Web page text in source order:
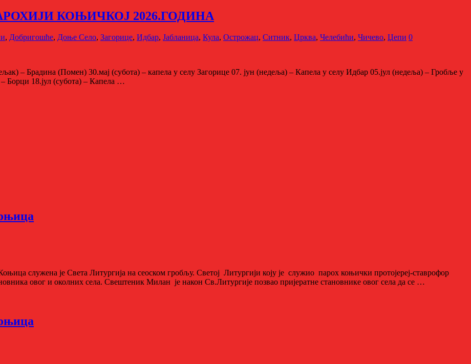
КОЊИЧКОЈ 2026.ГОДИНА
, Добригошће, Доње Село, Загорице, Идбар, Јабланицa, Кула, Острожац, Ситник, Црква, Челебићи, Чичево, Џепи 0
– Брадина (Помен) 30.мај (субота) – капела у селу Загорице 07. јун (недеља) – Капела у селу Идбар 05.јул (недеља) – Гробље у
Борци 18.јул (субота) – Капела …
служена је Света Литургија на сеоском гробљу. Светој Литургији коју је служио парох коњички протојереј-ставрофор
овог и околних села. Свештеник Милан је након Св.Литургије позвао пријератне становнике овог села да се …